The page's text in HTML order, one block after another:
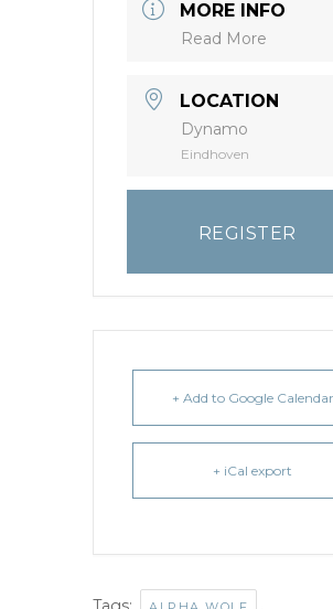
MORE INFO
Read More
LOCATION
Dynamo
Eindhoven
REGISTER
+ Add to Google Calendar
+ iCal export